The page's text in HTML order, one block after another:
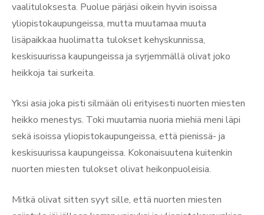
vaalituloksesta. Puolue pärjäsi oikein hyvin isoissa
yliopistokaupungeissa, mutta muutamaa muuta
lisäpaikkaa huolimatta tulokset kehyskunnissa,
keskisuurissa kaupungeissa ja syrjemmällä olivat joko
heikkoja tai surkeita.
Yksi asia joka pisti silmään oli erityisesti nuorten miesten
heikko menestys. Toki muutamia nuoria miehiä meni läpi
sekä isoissa yliopistokaupungeissa, että pienissä- ja
keskisuurissa kaupungeissa. Kokonaisuutena kuitenkin
nuorten miesten tulokset olivat heikonpuoleisia.
Mitkä olivat sitten syyt sille, että nuorten miesten